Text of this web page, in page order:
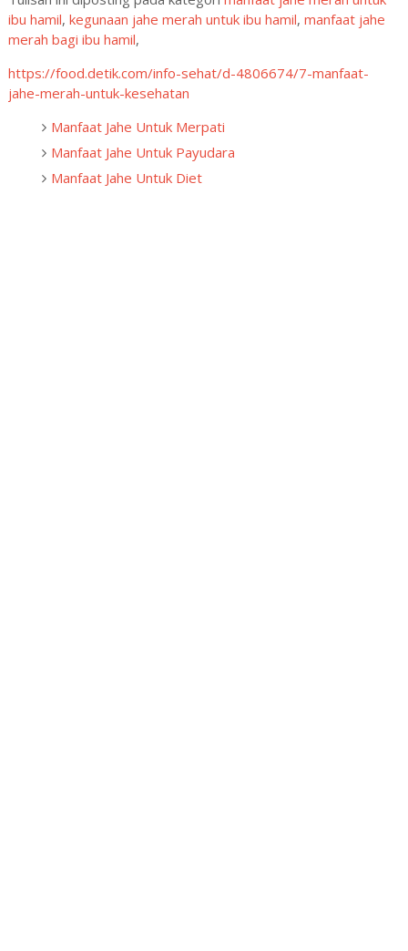
ibu hamil, kegunaan jahe merah untuk ibu hamil, manfaat jahe
merah bagi ibu hamil,
https://food.detik.com/info-sehat/d-4806674/7-manfaat-
jahe-merah-untuk-kesehatan
Manfaat Jahe Untuk Merpati
Manfaat Jahe Untuk Payudara
Manfaat Jahe Untuk Diet